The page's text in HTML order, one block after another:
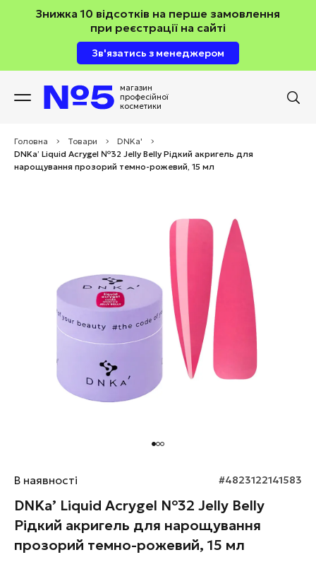
Знижка 10 відсотків на перше замовлення
при реєстрації на сайті
Зв'язатись з менеджером
магазин
професійної
косметики
Головна > Товари > DNKa'
>
DNKa’ Liquid Acrygel №32 Jelly Belly Рідкий акригель для
нарощування прозорий темно-рожевий, 15 мл
В наявності #4823122141583
DNKa’ Liquid Acrygel №32 Jelly Belly
Рідкий акригель для нарощування
прозорий темно-рожевий, 15 мл